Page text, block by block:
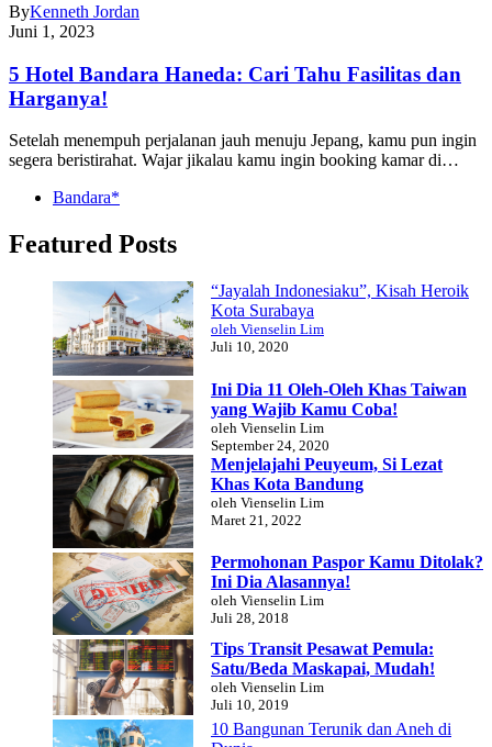
ByKenneth Jordan
Juni 1, 2023
5 Hotel Bandara Haneda: Cari Tahu Fasilitas dan
Harganya!
Setelah menempuh perjalanan jauh menuju Jepang, kamu pun ingin
segera beristirahat. Wajar jikalau kamu ingin booking kamar di…
Bandara*
Featured Posts
“Jayalah Indonesiaku”, Kisah Heroik
Kota Surabaya
oleh Vienselin Lim
Juli 10, 2020
Ini Dia 11 Oleh-Oleh Khas Taiwan
yang Wajib Kamu Coba!
oleh Vienselin Lim
September 24, 2020
Menjelajahi Peuyeum, Si Lezat
Khas Kota Bandung
oleh Vienselin Lim
Maret 21, 2022
Permohonan Paspor Kamu Ditolak?
Ini Dia Alasannya!
oleh Vienselin Lim
Juli 28, 2018
Tips Transit Pesawat Pemula:
Satu/Beda Maskapai, Mudah!
oleh Vienselin Lim
Juli 10, 2019
10 Bangunan Terunik dan Aneh di